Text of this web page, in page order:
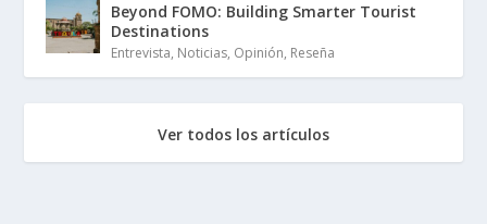
Beyond FOMO: Building Smarter Tourist
Destinations
Entrevista, Noticias, Opinión, Reseña
Ver todos los artículos